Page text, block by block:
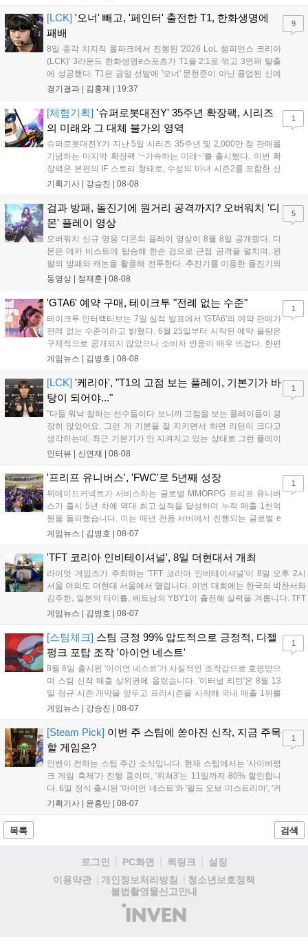
의성도 강화된다. 8월 11일까지 사용 가능한 교환 코드 3종이 제
공되며, 상세 일정은 공식 채널을 통해 확인할 수 있다....
[LCK] '오너' 빼고, '페인터' 출전한 T1, 한화생명에
패배
8일 종각 치지직 롤파크에서 진행된 '2026 LoL 챔피언스 코리아
(LCK)' 3라운드 한화생명e스포츠가 T1을 2:1로 꺾고 3연패 탈출
에 성공했다. T1은 금일 선발에 '오너' 문현준이 아닌 콜업된 신예
'페인터' 김은후를 투입했지만, 결국 1:2로 패배하고 말았다. T1은
을 빼냈다....
경기결과 | 김홍제 19:37
9
[체험기획] '슈퍼로봇대전Y' 35주년 확장팩, 시리즈
의 미래와 그 대체 불가의 영역
슈퍼로봇대전Y가 지난 5일 시리즈 35주년 및 2,000만 장 판매를
기념하는 마지막 확장팩 ‘~가속하는 미래~’를 출시했다. 이번 확
장팩은 본편의 IF 스토리 형태로, 수성의 마녀 시즌2를 포함한 신
규 참전작과 크로스오버 합체기를 선보이며 작품을 완결 짓는다.
하는 몰입감 있는 서사와 조합을 구현하며 시리즈의 미래를 향한
새로운 가능성을 제시했다....
기획기사 | 강승진 08-08
1
검과 방패, 돌진기에 원거리 공격까지? 오버워치 '디
몬' 플레이 영상
오버워치 신규 영웅 디몬의 플레이 영상이 8월 8일 공개됐다. 디
몬은 메카 비스트에 탑승해 한손 검으로 근접 공격을 펼치며, 왼
팔의 방패와 캐논을 활용해 전투한다. 추진기를 이용한 돌진기와
참격 형태의 궁극기를 보유했고, 메카 파괴 시 맨몸으로 기관총을
산의 영웅들 업데이트를 통해 정식 출시될 예정이다....
동영상 | 정재훈 08-08
5
'GTA6' 예약 구매, 테이크투 "전례 없는 수준"
테이크투 인터랙티브는 7일 실적 발표에서 'GTA6'의 예약 판매가
전례 없는 수준이라고 밝혔다. 6월 25일부터 시작된 예약 물량은
구체적으로 공개되지 않았으나 소비자 반응이 매우 뜨겁다. 한편
11월 19일 PS5와 Xbox 시리즈 X|S로 정식 출시될 예정이며, 록
상 'Grand Theft Auto VI: An Extended Look'을 최초 공개할 계획
이다....
게임뉴스 | 김병호 08-08
1
[LCK] '케리아', "T1의 고점 보는 플레이, 기본기가 바
탕이 되어야..."
"다들 워낙 잘하는 선수들이다 보니까 고점을 보는 플레이들이 굉
장히 많았어요. 그런 게 기본을 잘 지키면서 하면 리턴이 크다고
생각하는데, 최근 기본기가 안 지켜지고 있는 상태로 그런 플레이
를 추구하다 보니까 팀적으로 안 좋은 사고가 계속 많이 났던 것
LoL 챔피언스 코리아(LCK)'...
인터뷰 | 신연재 08-08
1
'프리프 유니버스', 'FWC'로 5년째 성장
위메이드커넥트가 서비스하는 글로벌 MMORPG 프리프 유니버
스가 출시 5년 차에 역대 최고 실적을 달성하며 누적 매출 1천억
원을 돌파했습니다. 이는 매년 전용 서버에서 진행되는 글로벌 e
스포츠 대회 FWC의 영향이 큽니다. FWC는 이용자가 동일한 조
은 전년 대비 매출과 이용자 지표가 대폭 상승하는 성과를 냈습니
다. 오는 10월 필리핀 마닐라에서 총상금 11만 달러 규모의 제4회
FWC 그랜드 파이널이 개최될 예정이며, 위메이드커넥트는 이를
통해 커뮤니티 중심의 장기 성장 모델을 지속할 방침입니다....
게임뉴스 | 김병호 08-07
1
'TFT 코리아 인비테이셔널', 8일 더현대서 개최
라이엇 게임즈가 주최하는 'TFT 코리아 인비테이셔널'이 8일 오후 2시
서울 여의도 더현대 서울에서 열립니다. 이번 대회에는 한국의 박찬서와
김주한, 일본의 타이틀, 베트남의 YBY1이 출전해 실력을 겨룹니다. TFT
는 소속팀 없이 개인 자격으로 참가하는 독특한 대회 구조를 가지며, 누
17일까지 이어지는 이번 행사는 신규 세트 체험과 공연 등 다양한 즐길
거리를 제공하며, 이후 현대백화점 판교점에서도 행사가 이어질 예정입
니다. 연말에는 라스베이거스 오픈이 개최됩니다....
게임뉴스 | 김병호 08-07
[스팀체크] 스팀 긍정 99% 압도적으로 긍정적, 디젤
펑크 포탑 조작 '아이언 네스트'
8월 6일 출시된 '아이언 네스트'가 사실적인 조작감으로 호평받으
며 스팀 신작 매출 상위권에 올랐습니다. '이터널 리턴'은 8월 13
일 정규 시즌 개막을 앞두고 프리시즌을 시작해 국내 매출 1위를
기록했습니다. 25주년을 맞은 '고스트 리콘' 시리즈는 8월 6일 쇼
'마블 투혼: 파이팅 소울즈'와 레트로 수리 시뮬레이션 '리스토
리'도 스팀에 정식 출시되었습니다....
게임뉴스 | 강승진 08-07
1
[Steam Pick] 이번 주 스팀에 쏟아진 신작, 지금 주목
할 게임은?
인벤이 전하는 스팀 주간 소식입니다. 현재 스팀에서는 '사이버펑
크 게임 축제'가 진행 중이며, '위쳐3'는 11일까지 80% 할인합니
다. 6일 정식 출시된 '아이언 네스트'와 '필드 오브 미스트리아', '커
세어 코브'가 호평받고 있습니다. 한편, 7일 출시된 '마블 투혼'은
다. 유비소프트의 '고스트리콘: 와일드랜드'는 7년 만의 대규모 업
기획기사 | 윤홍만 08-07
1
목록 검색
로그인 PC화면 퀵링크
설정
이용약관
개인정보처리방침
청소년보호정책
불법촬영물신고안내
(주)
인